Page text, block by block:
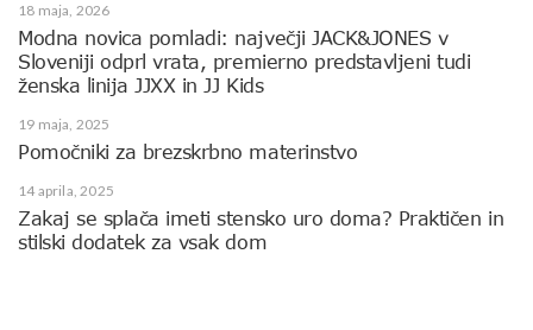
18 maja, 2026
Modna novica pomladi: največji JACK&JONES v
Sloveniji odprl vrata, premierno predstavljeni tudi
ženska linija JJXX in JJ Kids
19 maja, 2025
Pomočniki za brezskrbno materinstvo
14 aprila, 2025
Zakaj se splača imeti stensko uro doma? Praktičen in
stilski dodatek za vsak dom